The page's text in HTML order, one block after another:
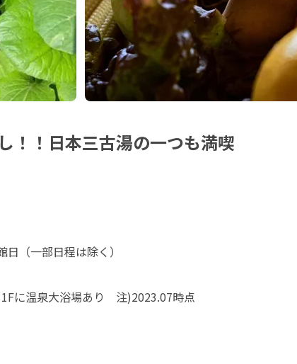
！！日本三古湯の一つも満喫
（一部日程は除く）
に温泉大浴場あり　注)2023.07時点